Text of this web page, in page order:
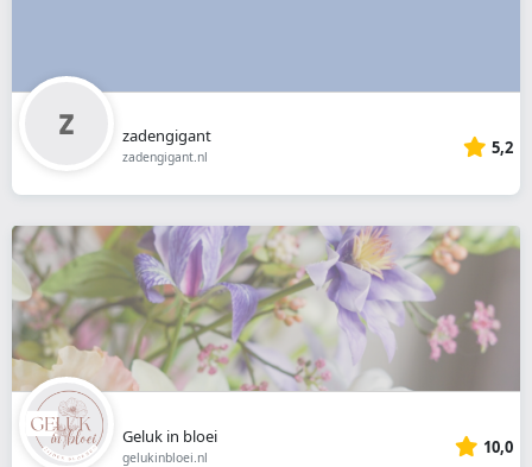
zadengigant
zadengigant.nl 5,2
Geluk in bloei
gelukinbloei.nl 10,0